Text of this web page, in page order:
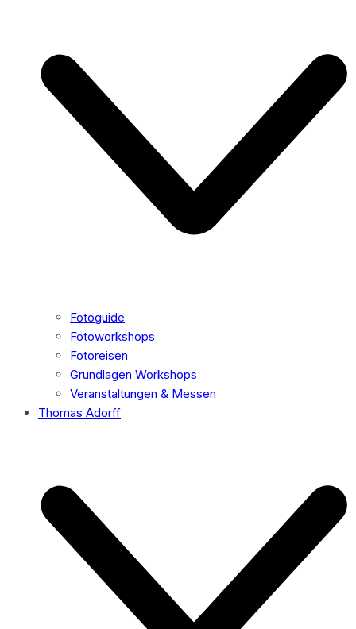
Fotoguide
Fotoworkshops
Fotoreisen
Grundlagen Workshops
Veranstaltungen & Messen
Thomas Adorff